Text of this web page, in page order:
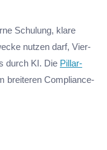
Schulung, klare
nutzen darf, Vier-
durch KI. Die Pillar-
breiteren Compliance-